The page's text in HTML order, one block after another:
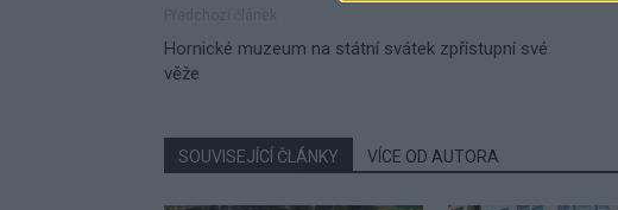
Hornické muzeum na státní svátek zpřístupní své
věže
SOUVISEJÍCÍ ČLÁNKY VÍCE OD AUTORA